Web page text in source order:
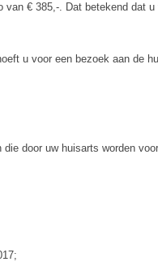
€ 385,-. Dat betekend dat u
u voor een bezoek aan de
door uw huisarts worden